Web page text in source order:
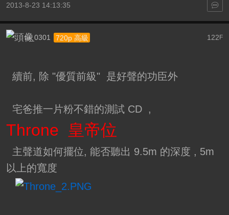
2013-8-23 14:13:35
122 F
ai_0301 720p 高級
續前, 除 "優質前級" 是好聲的功臣外
宅爸推一片粉不錯的測試 CD ,
Throne 皇帝位
主聲道如何擺位, 能否聽出 9.5m 的深度 , 5m
以上的寬度